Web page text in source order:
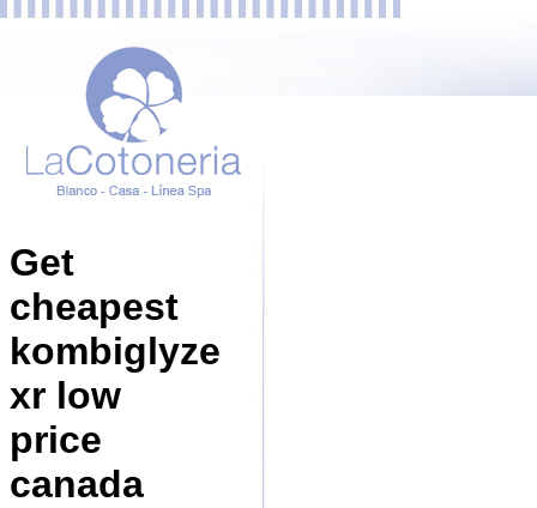
Get
cheapest
kombiglyze
xr low
price
canada